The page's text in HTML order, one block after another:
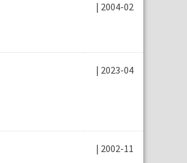
| 2004-02
| 2023-04
| 2002-11